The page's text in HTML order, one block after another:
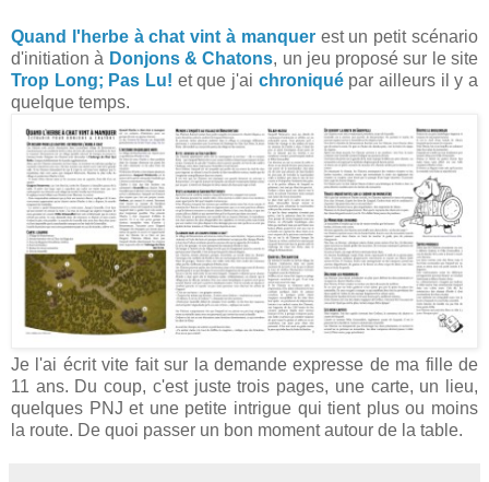
Quand l'herbe à chat vint à manquerest un petit scénario
d'initiation à Donjons & Chatons, un jeu proposé sur le site
Trop Long; Pas Lu! et que j'ai chroniquépar ailleurs il y a
quelque temps.
Je l'ai écrit vite fait sur la demande expresse de ma fille de
11 ans. Du coup, c'est juste trois pages, une carte, un lieu,
quelques PNJ et une petite intrigue qui tient plus ou moins
la route. De quoi passer un bon moment autour de la table.